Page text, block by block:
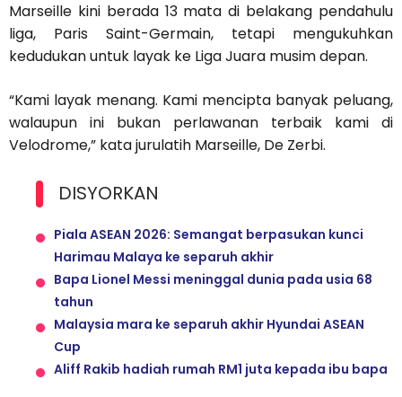
Marseille kini berada 13 mata di belakang pendahulu
liga, Paris Saint-Germain, tetapi mengukuhkan
kedudukan untuk layak ke Liga Juara musim depan.
“Kami layak menang. Kami mencipta banyak peluang,
walaupun ini bukan perlawanan terbaik kami di
Velodrome,” kata jurulatih Marseille, De Zerbi.
DISYORKAN
Piala ASEAN 2026: Semangat berpasukan kunci
Harimau Malaya ke separuh akhir
Bapa Lionel Messi meninggal dunia pada usia 68
tahun
Malaysia mara ke separuh akhir Hyundai ASEAN
Cup
Aliff Rakib hadiah rumah RM1 juta kepada ibu bapa